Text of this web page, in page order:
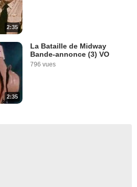
2:35
2:35
La Bataille de Midway
Bande-annonce (3) VO
796 vues